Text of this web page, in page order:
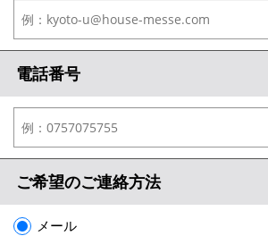
電話番号
ご希望のご連絡方法
メール